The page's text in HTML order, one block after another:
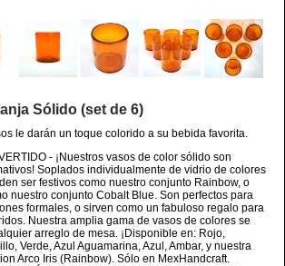
Sólido (set de 6)
le darán un toque colorido a su bebida favorita.
- ¡Nuestros vasos de color sólido son
Soplados individualmente de vidrio de colores
ser festivos como nuestro conjunto Rainbow, o
nuestro conjunto Cobalt Blue. Son perfectos para
formales, o sirven como un fabuloso regalo para
Nuestra amplia gama de vasos de colores se
arreglo de mesa. ¡Disponible en: Rojo,
Verde, Azul Aguamarina, Azul, Ambar, y nuestra
Arco Iris (Rainbow). Sólo en MexHandcraft.